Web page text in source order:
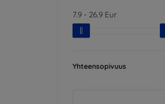
7.9 - 26.9 Eur
Yhteensopivuus